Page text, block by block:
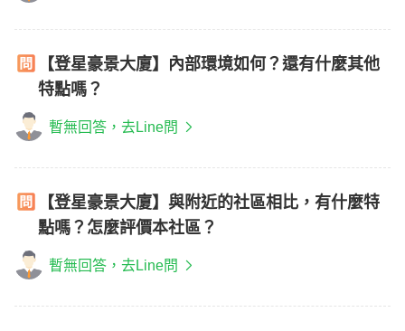
【登星豪景大廈】內部環境如何？還有什麼其他
特點嗎？
暫無回答，去Line問
【登星豪景大廈】與附近的社區相比，有什麼特
點嗎？怎麼評價本社區？
暫無回答，去Line問